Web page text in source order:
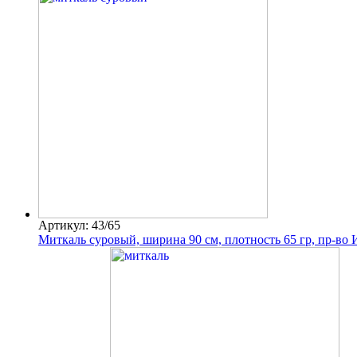
Артикул: 43/65
Миткаль суровый, ширина 90 см, плотность 65 гр, пр-во